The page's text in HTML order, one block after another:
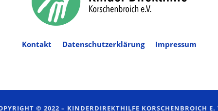
Kontakt Datenschutzerklärung Impressum
© 2022 – KINDERDIREKTHILFE KORSCHENBROICH E.